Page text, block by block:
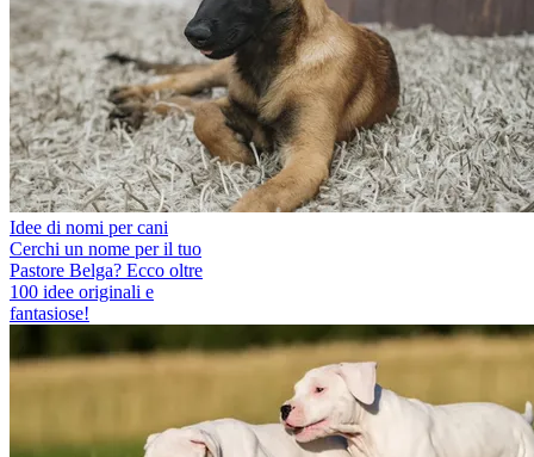
Idee di nomi per cani
Cerchi un nome per il tuo
Pastore Belga? Ecco oltre
100 idee originali e
fantasiose!